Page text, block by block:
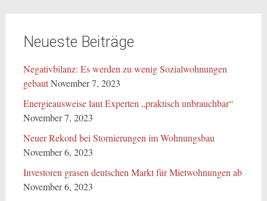
Neueste Beiträge
Negativbilanz: Es werden zu wenig Sozialwohnungen
gebautNovember 7, 2023
Energieausweise laut Experten „praktisch unbrauchbar“
November 7, 2023
Neuer Rekord bei Stornierungen im Wohnungsbau
November 6, 2023
Investoren grasen deutschen Markt für Mietwohnungen ab
November 6, 2023